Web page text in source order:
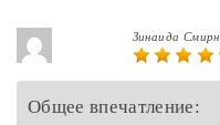
Зинаида
Общее впечатление: